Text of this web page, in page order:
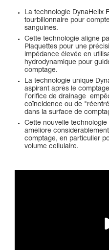
La technologie DynaHelix
tourbillonnaire pour
sanguines.
Cette technologie aligne
Plaquettes pour une
impédance élevée en
hydrodynamique pour
comptage.
La technologie unique
aspirant après le
l’orifice de drainage
coïncidence ou de
dans la surface de
Cette nouvelle
améliore
comptage, en particulier
volume cellulaire.